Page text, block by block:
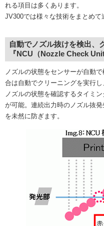
れる項目は多くあります。
JV300では様々な技術をまとめて
自動でノズル抜けを検出、
『NCU（Nozzle Check Unit
ノズルの状態をセンサーが自動
合は自動でクリーニングを実行し
ノズルの状態を確認するタイミ
が可能。連続出力時のノズル抜
を未然に防ぎます。